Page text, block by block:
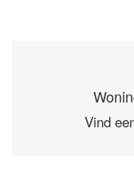
Vind